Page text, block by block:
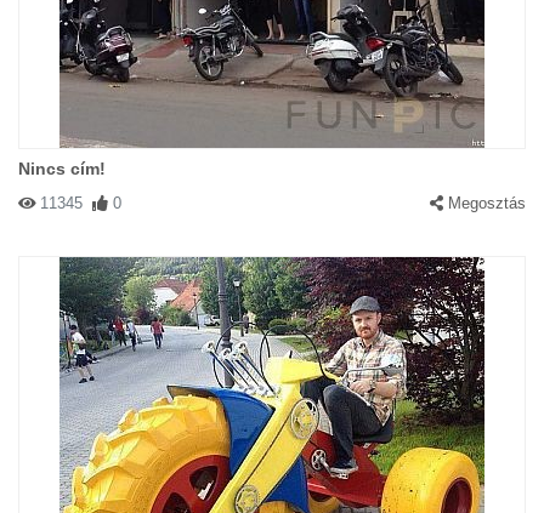
Nincs cím!
11345 0 Megosztás